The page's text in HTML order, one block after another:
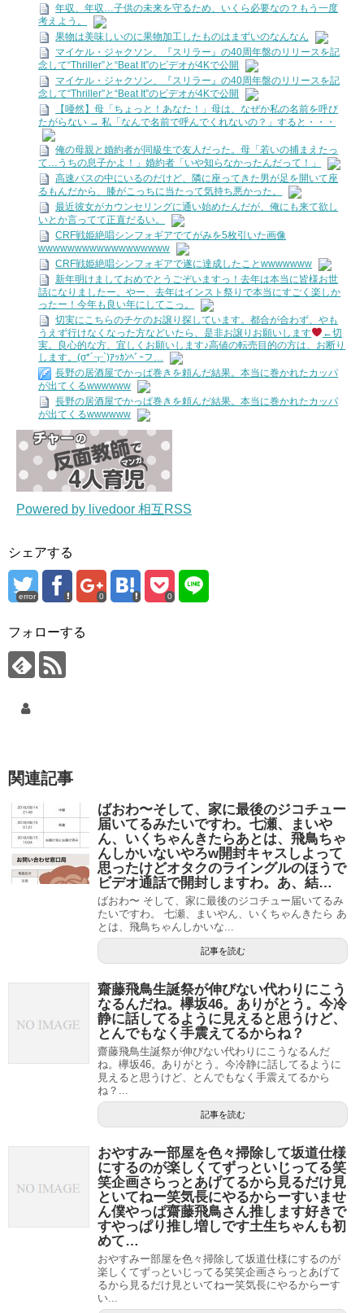
年収、年収…子供の未来を守るため、いくら必要なの？もう一度
考えよう。
果物は美味しいのに果物加工したものはまずいのなんなん
マイケル・ジャクソン、『スリラー』の40周年盤のリリースを記
念して“Thriller”と“Beat It”のビデオが4Kで公開
マイケル・ジャクソン、『スリラー』の40周年盤のリリースを記
念して“Thriller”と“Beat It”のビデオが4Kで公開
【唖然】母「ちょっと！あなた！」母は、なぜか私の名前を呼び
たがらない → 私「なんで名前で呼んでくれないの？」すると・・・
俺の母親と婚約者が同級生で友人だった。母「若いの捕まえたっ
て…うちの息子かよ！」婚約者「いや知らなかったんだって！」
高速バスの中にいるのだけど、隣に座ってきた男が足を開いて座
るもんだから、膝がこっちに当たって気持ち悪かった。
最近彼女がカウンセリングに通い始めたんだが、俺にも来て欲し
いとか言ってて正直だるい。
CRF戦姫絶唱シンフォギアでてがみを5枚引いた画像
wwwwwwwwwwwwwwwwww
CRF戦姫絶唱シンフォギアで遂に達成したことwwwwwww
新年明けましておめでとうごぞいますっ！去年は本当に皆様お世
話になりましたー。やー、去年はインスト祭りで本当にすごく楽しか
ったー！今年も良い年にしてこっ。
切実にこちらのチケのお譲り探しています。都合が合わず、やも
うえず行けなくなった方などいたら、是非お譲りお願いします
←切
実。良心的な方、宜しくお願いします♪高値の転売目的の方は、お断り
します。(σ*´┰`)ｱｯｶﾝﾍﾞｰフ…
長野の居酒屋でかっぱ巻きを頼んだ結果。本当に巻かれたカッパ
が出てくるwwwwww
長野の居酒屋でかっぱ巻きを頼んだ結果。本当に巻かれたカッパ
が出てくるwwwwww
Powered by livedoor 相互RSS
シェアする
error 0 0
フォローする
関連記事
ばおわ〜そして、家に最後のジコチュー
届いてるみたいですわ。七瀬、まいや
ん、いくちゃんきたらあとは、飛鳥ちゃ
んしかいないやろw開封キャスしよって
思ったけどオタクのライングルのほうで
ビデオ通話で開封しますわ。あ、結…
ばおわ〜 そして、家に最後のジコチュー届いてるみ
たいですわ。 七瀬、まいやん、いくちゃんきたら あ
とは、飛鳥ちゃんしかいな...
記事を読む
齋藤飛鳥生誕祭が伸びない代わりにこう
なるんだね。欅坂46。ありがとう。今冷
静に話してるように見えると思うけど、
とんでもなく手震えてるからね？
齋藤飛鳥生誕祭が伸びない代わりにこうなるんだ
ね。欅坂46。ありがとう。今冷静に話してるように
見えると思うけど、とんでもなく手震えてるから
ね？...
記事を読む
おやすみー部屋を色々掃除して坂道仕様
にするのが楽しくてずっといじってる笑
笑企画さらっとあげてるから見るだけ見
といてねー笑気長にやるからーすいませ
ん僕やっぱ齋藤飛鳥さん推します好きで
すやっぱり推し増しです土生ちゃんも初
めて…
おやすみー部屋を色々掃除して坂道仕様にするのが
楽しくてずっといじってる笑笑企画さらっとあげて
るから見るだけ見といてねー笑気長にやるからーす
い...